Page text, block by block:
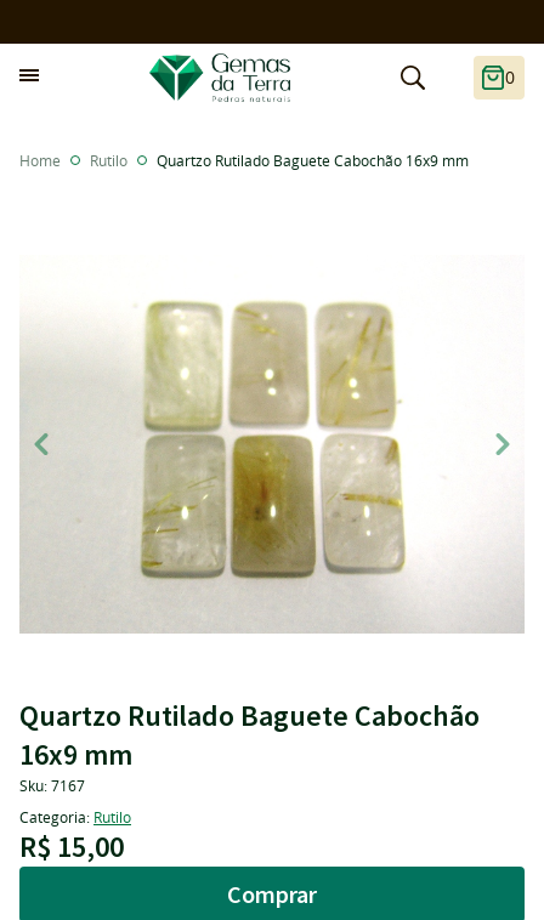
0
Home Rutilo Quartzo Rutilado Baguete Cabochão 16x9 mm
Quartzo Rutilado Baguete Cabochão
16x9 mm
Sku:7167
Categoria: Rutilo
R$ 15,00
Comprar